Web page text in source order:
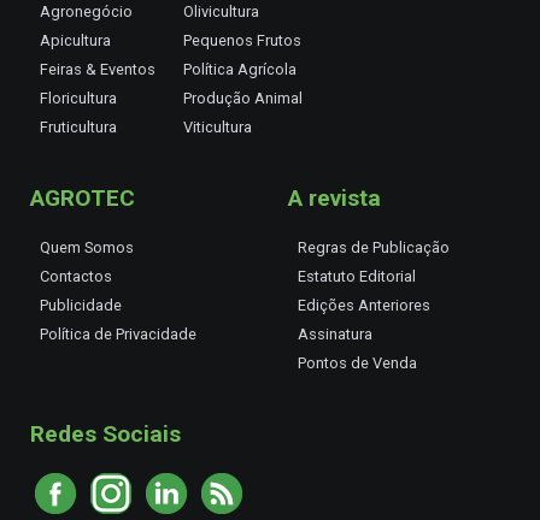
Agronegócio
Apicultura
Feiras & Eventos
Floricultura
Fruticultura
Olivicultura
Pequenos Frutos
Política Agrícola
Produção Animal
Viticultura
AGROTEC
Quem Somos
Contactos
Publicidade
Política de Privacidade
A revista
Regras de Publicação
Estatuto Editorial
Edições Anteriores
Assinatura
Pontos de Venda
Redes Sociais